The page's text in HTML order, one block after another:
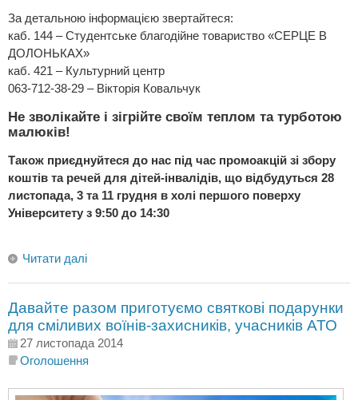
За детальною інформацією звертайтеся:
каб. 144 – Студентське благодійне товариство «СЕРЦЕ В
ДОЛОНЬКАХ»
каб. 421 – Культурний центр
063-712-38-29 – Вікторія Ковальчук
Не зволікайте і зігрійте своїм теплом та турботою
малюків!
Також приєднуйтеся до нас під час промоакцій зі збору
коштів та речей для дітей-інвалідів, що відбудуться 28
листопада, 3 та 11 грудня в холі першого поверху
Університету з 9:50 до 14:30
Читати далі
Давайте разом приготуємо святкові подарунки
для сміливих воїнів-захисників, учасників АТО
27 листопада 2014
Оголошення